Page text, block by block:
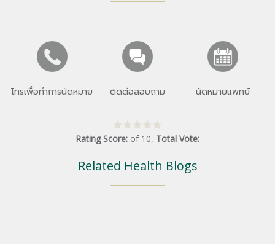
โทรเพื่อทำการนัดหมาย ติดต่อสอบถาม นัดหมายแพทย์
Rating Score: of 10, Total Vote:
Related Health Blogs